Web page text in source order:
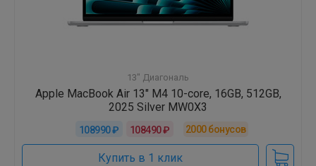
13" Диагональ
Apple MacBook Air 13" M4 10-core, 16GB, 512GB,
2025 Silver MW0X3
108990 ₽ 108490 ₽ 2000бонусов
Купить в 1 клик